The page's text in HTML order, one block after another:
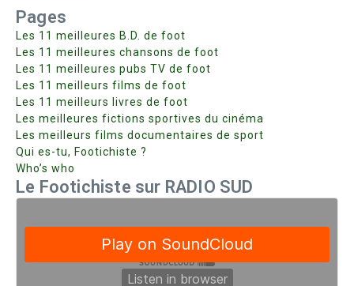
Pages
Les 11 meilleures B.D. de foot
Les 11 meilleures chansons de foot
Les 11 meilleures pubs TV de foot
Les 11 meilleurs films de foot
Les 11 meilleurs livres de foot
Les meilleures fictions sportives du cinéma
Les meilleurs films documentaires de sport
Qui es-tu, Footichiste ?
Who’s who
Le Footichiste sur RADIO SUD